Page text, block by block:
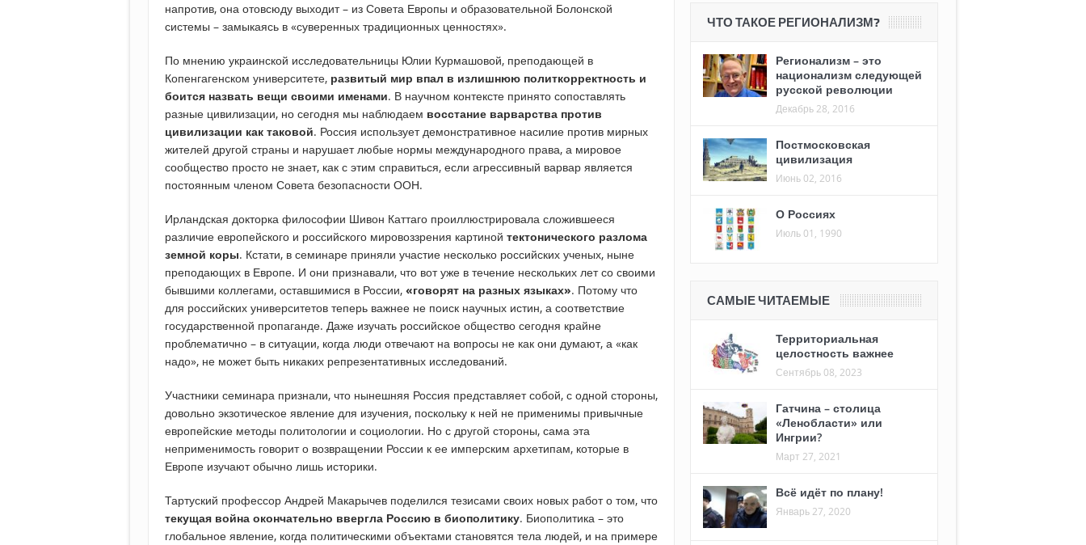
напротив, она отовсюду выходит – из Совета Европы и образовательной Болонской
системы – замыкаясь в «суверенных традиционных ценностях».
По мнению украинской исследовательницы Юлии Курмашовой, преподающей в
Копенгагенском университете, развитый мир впал в излишнюю политкорректность и
боится назвать вещи своими именами. В научном контексте принято сопоставлять
разные цивилизации, но сегодня мы наблюдаем восстание варварства против
цивилизации как таковой. Россия использует демонстративное насилие против мирных
жителей другой страны и нарушает любые нормы международного права, а мировое
сообщество просто не знает, как с этим справиться, если агрессивный варвар является
постоянным членом Совета безопасности ООН.
Ирландская докторка философии Шивон Каттаго проиллюстрировала сложившееся
различие европейского и российского мировоззрения картиной тектонического разлома
земной коры. Кстати, в семинаре приняли участие несколько российских ученых, ныне
преподающих в Европе. И они признавали, что вот уже в течение нескольких лет со своими
бывшими коллегами, оставшимися в России, «говорят на разных языках». Потому что
для российских университетов теперь важнее не поиск научных истин, а соответствие
государственной пропаганде. Даже изучать российское общество сегодня крайне
проблематично – в ситуации, когда люди отвечают на вопросы не как они думают, а «как
надо», не может быть никаких репрезентативных исследований.
Участники семинара признали, что нынешняя Россия представляет собой, с одной стороны,
довольно экзотическое явление для изучения, поскольку к ней не применимы привычные
европейские методы политологии и социологии. Но с другой стороны, сама эта
неприменимость говорит о возвращении России к ее имперским архетипам, которые в
Европе изучают обычно лишь историки.
Тартуский профессор Андрей Макарычев поделился тезисами своих новых работ о том, что
текущая война окончательно ввергла Россию в биополитику. Биополитика – это
глобальное явление, когда политическими объектами становятся тела людей, и на примере
ЧТО ТАКОЕ РЕГИОНАЛИЗМ?
Регионализм – это
национализм следующей
русской революции
Декабрь 28, 2016
Постмосковская
цивилизация
Июнь 02, 2016
О Россиях
Июль 01, 1990
САМЫЕ ЧИТАЕМЫЕ
Территориальная
целостность важнее
Сентябрь 08, 2023
Гатчина – столица
«Ленобласти» или
Ингрии?
Март 27, 2021
Всё идёт по плану!
Январь 27, 2020